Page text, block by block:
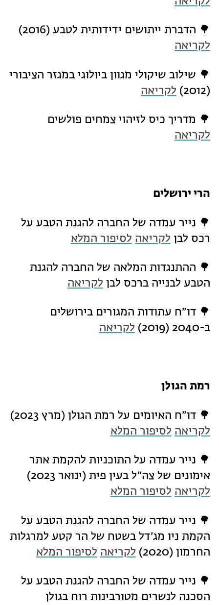
🌳 הדברת ייתושים ידידותית לטבע (2016)
לקריאה
🌳 שילוב שיקולי מגוון ביולוגי במגזר הציבורי
(2012)
לקריאה
🌳 מדריך כיס לזיהוי צמחים פולשים
לקריאה
הרי ירושלים
🌳 נייר עמדה של החברה להגנת הטבע על
רכס לבן לקריאה לסיפור המלא
🌳 ההתנגדות המלאה של החברה להגנת
הטבע לבנייה ברכס לבן לקריאה
🌳 דו״ח עתודות המגורים בירושלים
ב-2040 (2019)
לקריאה
רמת הגולן
🌳 דו״ח האיומים על רמת הגולן (מרץ 2023)
לקריאה לסיפור המלא
🌳 נייר עמדה על התוכניות להקמת אתר
אימונים של צה״ל בעין פית (ינואר 2023)
לקריאה לסיפור המלא
🌳 נייר עמדה של החברה להגנת הטבע על
הקמת ניו מג׳דל בשטח של הר קטע למרגלות
החרמון (2020)
לקריאה לסיפור המלא
🌳 נייר עמדה של החברה להגנת הטבע על
הסכנה לנשרים מטורבינות רוח בגולן